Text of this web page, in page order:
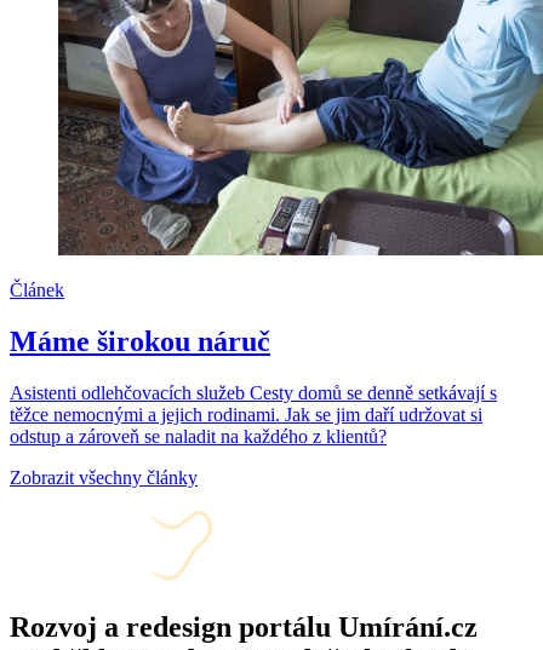
Článek
Máme širokou náruč
Asistenti odlehčovacích služeb Cesty domů se denně setkávají s
těžce nemocnými a jejich rodinami. Jak se jim daří udržovat si
odstup a zároveň se naladit na každého z klientů?
Zobrazit všechny články
Rozvoj a redesign portálu Umírání.cz